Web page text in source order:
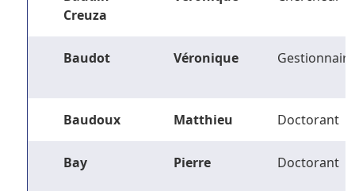
Creuza
Baudot Véronique Gestionnaire
Baudoux Matthieu Doctorant
Bay Pierre Doctorant